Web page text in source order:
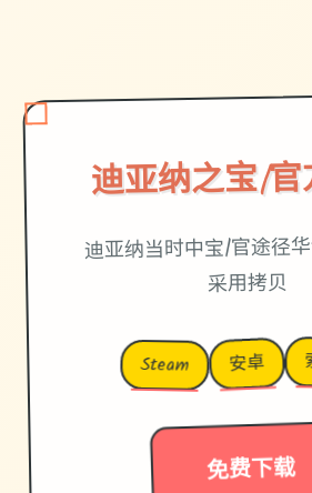
迪亚纳之宝|
迪亚纳当时中宝|官途径
采用拷贝
Steam 安卓
免费下载